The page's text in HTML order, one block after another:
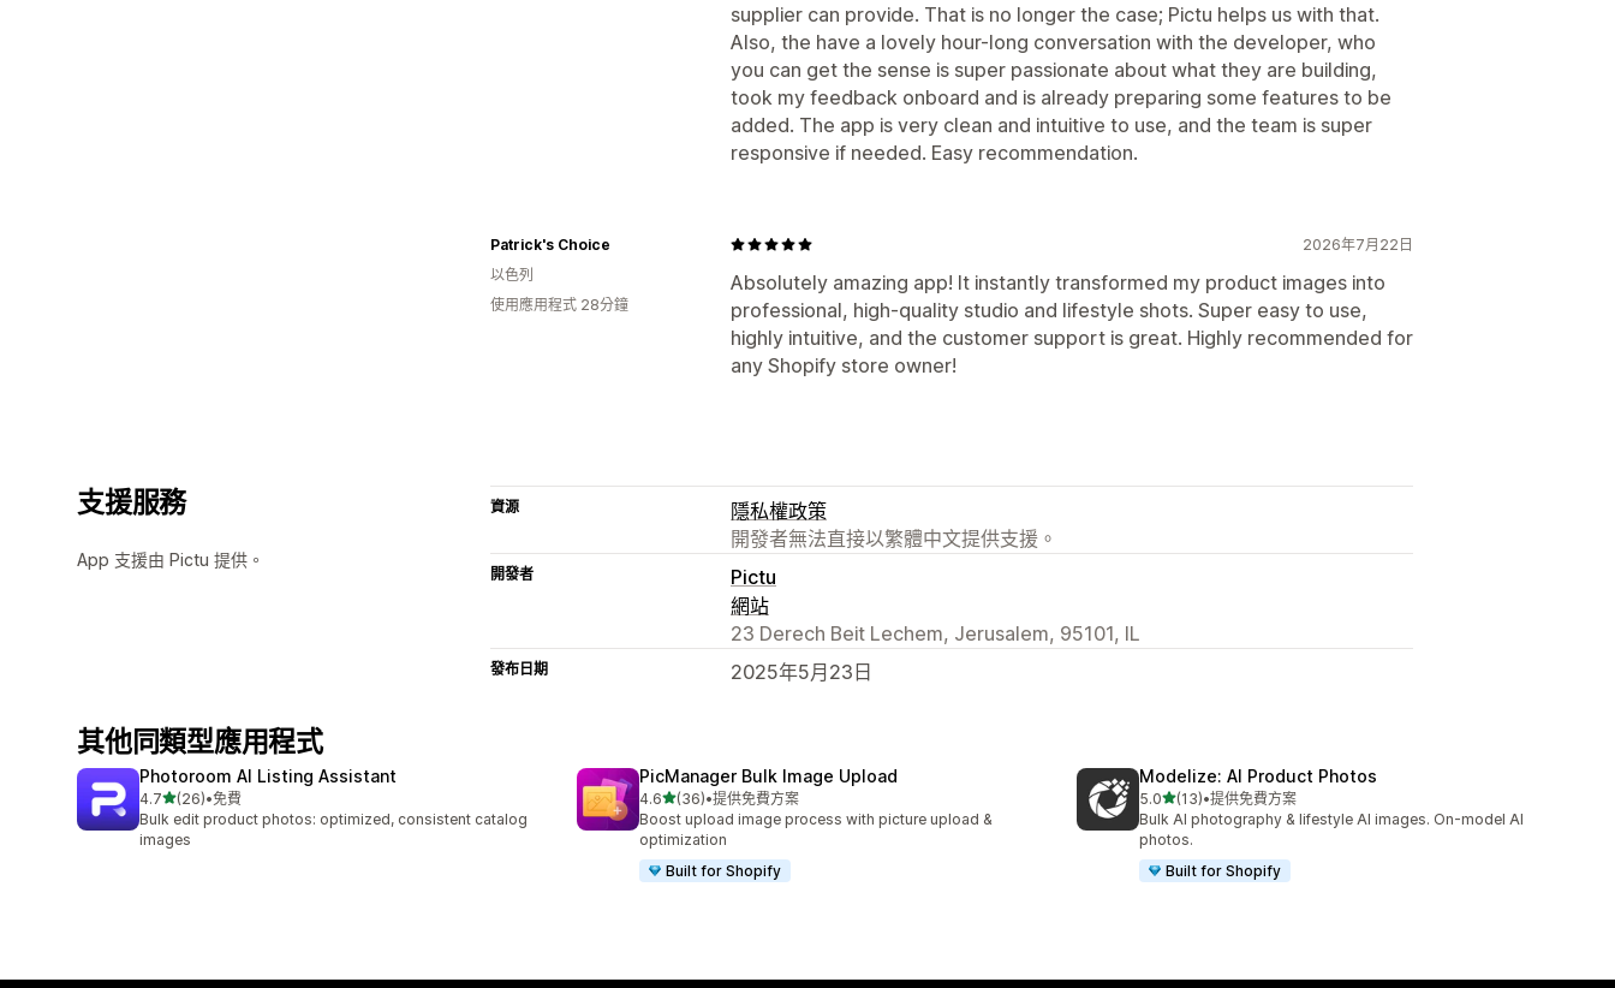
supplier can provide. That is no longer the case; Pictu helps us with that.
Also, the have a lovely hour-long conversation with the developer, who
you can get the sense is super passionate about what they are building,
took my feedback onboard and is already preparing some features to be
added. The app is very clean and intuitive to use, and the team is super
responsive if needed. Easy recommendation.
2026年7月22日
Absolutely amazing app! It instantly transformed my product images into
professional, high-quality studio and lifestyle shots. Super easy to use,
highly intuitive, and the customer support is great. Highly recommended for
any Shopify store owner!
Patrick's Choice
以色列
使用應用程式 28分鐘
支援服務
App 支援由 Pictu 提供。
資源
隱私權政策
開發者無法直接以繁體中文提供支援。
開發者
Pictu
網站
23 Derech Beit Lechem, Jerusalem, 95101, IL
發布日期 2025年5月23日
其他同類型應用程式
Photoroom AI Listing Assistant
4.7滿分 5 顆星
(26)
共有 26 則評價
•免費
Bulk edit product photos: optimized, consistent catalog
images
PicManager Bulk Image Upload
4.6滿分 5 顆星
(36)
共有 36 則評價
•提供免費方案
Boost upload image process with picture upload &
optimization
Built for Shopify
Modelize: AI Product Photos
5.0滿分 5 顆星
(13)
共有 13 則評價
•提供免費方案
Bulk AI photography & lifestyle AI images. On-model AI
photos.
Built for Shopify